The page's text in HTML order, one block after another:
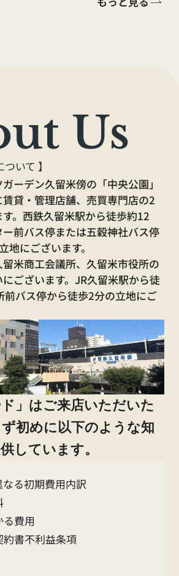
具合等の緊急時連絡先
410-554
中の電話窓口】
関するお問合せ
9444-8304
具合等の緊急時連絡先
7631-6537
関するお問合せ
3209-4152
業のお知らせ
配を賜り、厚く御礼申し上げ
ます。
下記日程においてGW
業となります。
Us
いて 】
ーデン久留米傍の「中央公園」
貸・管理店舗、売買専門店の2
。西鉄久留米駅から徒歩約12
前バス停または五穀神社バス停
地にございます。
米商工会議所、久留米市役所の
ございます。JR久留米駅から徒
前バス停から徒歩2分の立地にご
ド」はご来店いただいた
初めに以下のような知
しています。
る初期費用内訳
費用
書不利益条項